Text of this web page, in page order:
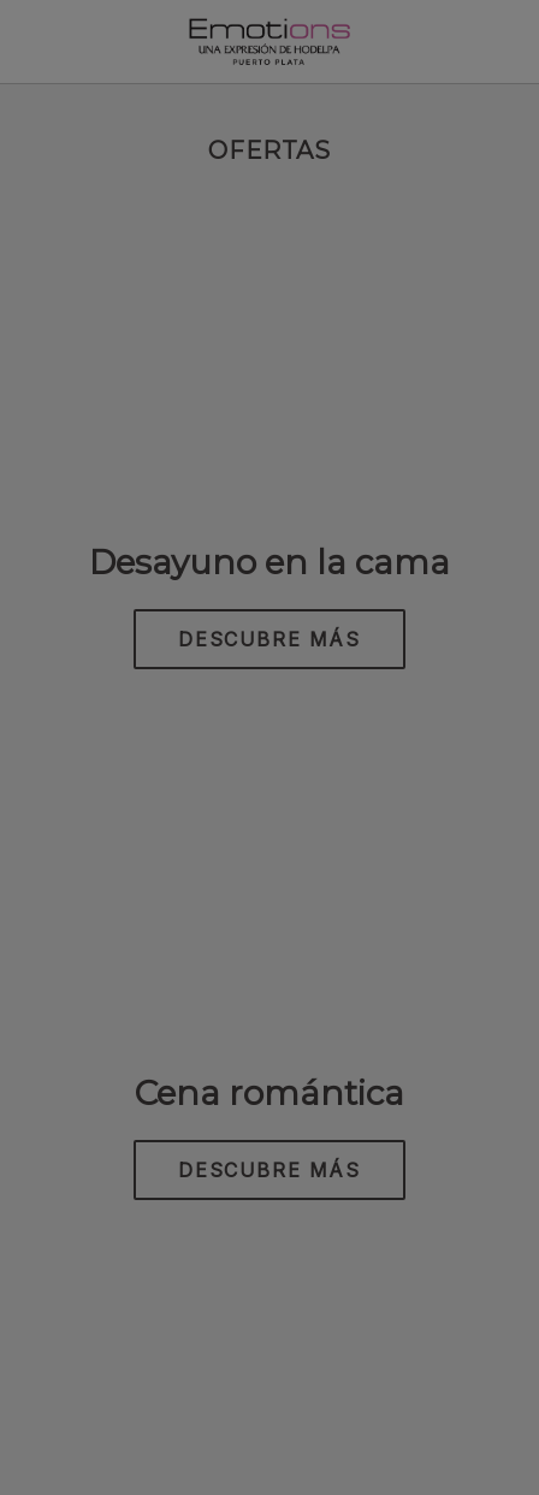
OFERTAS
Desayuno en la cama
DESCUBRE MÁS
Cena romántica
DESCUBRE MÁS